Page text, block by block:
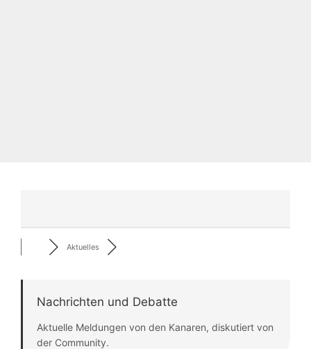
Aktuelles
Nachrichten und Debatte
Aktuelle Meldungen von den Kanaren, diskutiert von
der Community.